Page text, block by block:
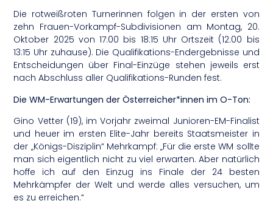
Die rotweißroten Turnerinnen folgen in der ersten von
zehn Frauen-Vorkampf-Subdivisionen am Montag, 20.
Oktober 2025 von 17:00 bis 18:15 Uhr Ortszeit (12:00 bis
13:15 Uhr zuhause). Die Qualifikations-Endergebnisse und
Entscheidungen über Final-Einzüge stehen jeweils erst
nach Abschluss aller Qualifikations-Runden fest.
Die WM-Erwartungen der Österreicher*innen im O-Ton:
Gino Vetter (19), im Vorjahr zweimal Junioren-EM-Finalist
und heuer im ersten Elite-Jahr bereits Staatsmeister in
der „Königs-Disziplin“ Mehrkampf: „Für die erste WM sollte
man sich eigentlich nicht zu viel erwarten. Aber natürlich
hoffe ich auf den Einzug ins Finale der 24 besten
Mehrkämpfer der Welt und werde alles versuchen, um
es zu erreichen.“